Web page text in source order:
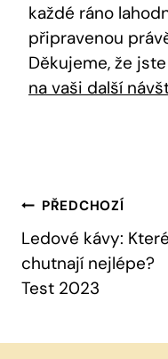
každé ráno
připravenou
Děkujeme, že
na vaši další
Navigace
Pro
Příspěvek
PŘEDCHOZÍ
Ledové kávy: Které
chutnají nejlépe?
Test 2023